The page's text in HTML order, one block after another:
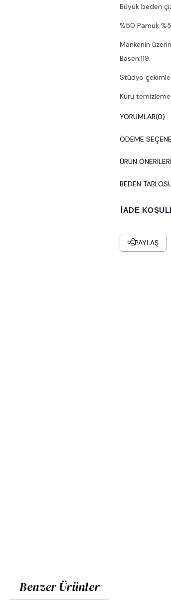
Büyük beden
%50 Pamuk
Mankenin
Basen:119.
Stüdyo
Kuru temizleme
YORUMLAR(0)
ÖDEME
ÜRÜN ÖNERILERI
BEDEN
İADE
PAYLAŞ
Benzer Ürünler